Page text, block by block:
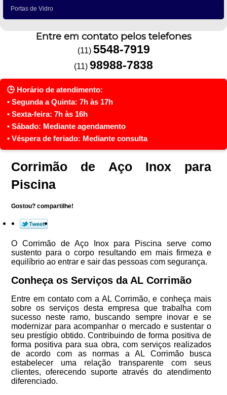
Portas de Vidro
Entre em contato pelos telefones
(11) 5548-7919
(11) 98988-7838
Corrimão de Aço Inox para
Piscina
Gostou? compartilhe!
O Corrimão de Aço Inox para Piscina serve como
sustento para o corpo resultando em mais firmeza e
equilíbrio ao entrar e sair das pessoas com segurança.
Conheça os Serviços da AL Corrimão
Entre em contato com a AL Corrimão, e conheça mais
sobre os serviços desta empresa que trabalha com
sucesso neste ramo, buscando sempre inovar e se
modernizar para acompanhar o mercado e sustentar o
seu prestígio obtido. Contribuindo de forma positiva de
forma positiva para sua obra, com serviços realizados
de acordo com as normas a AL Corrimão busca
estabelecer uma relação transparente com seus
clientes, oferecendo suporte através do atendimento
diferenciado.